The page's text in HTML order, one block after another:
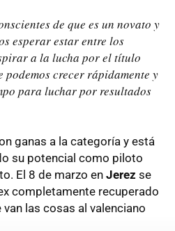
de que es un novato y
esperar estar entre los
a la lucha por el título
podemos crecer rápidamente y
para luchar por resultados
ganas a la categoría y está
su potencial como piloto
El 8 de marzo en Jerez se
completamente recuperado
las cosas al valenciano